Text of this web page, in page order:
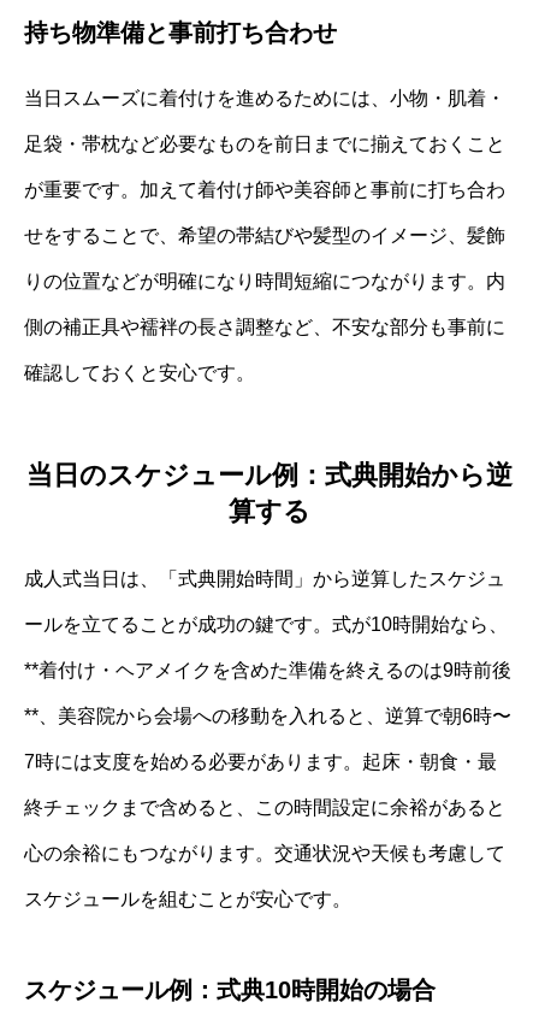
持ち物準備と事前打ち合わせ
当日スムーズに着付けを進めるためには、小物・肌着・
足袋・帯枕など必要なものを前日までに揃えておくこと
が重要です。加えて着付け師や美容師と事前に打ち合わ
せをすることで、希望の帯結びや髪型のイメージ、髪飾
りの位置などが明確になり時間短縮につながります。内
側の補正具や襦袢の長さ調整など、不安な部分も事前に
確認しておくと安心です。
当日のスケジュール例：式典開始から逆
算する
成人式当日は、「式典開始時間」から逆算したスケジュ
ールを立てることが成功の鍵です。式が10時開始なら、
**着付け・ヘアメイクを含めた準備を終えるのは9時前後
**、美容院から会場への移動を入れると、逆算で朝6時〜
7時には支度を始める必要があります。起床・朝食・最
終チェックまで含めると、この時間設定に余裕があると
心の余裕にもつながります。交通状況や天候も考慮して
スケジュールを組むことが安心です。
スケジュール例：式典10時開始の場合